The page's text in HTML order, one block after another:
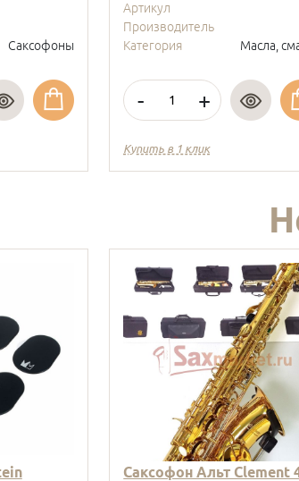
Саксофоны
Артикул
Производитель
Категория
Масла,
- +
Купить в 1 клик
Саксофон Альт Clement